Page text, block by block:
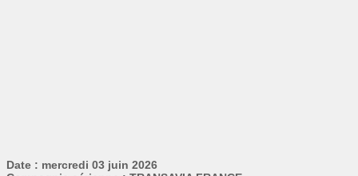
Date : mercredi 03 juin 2026